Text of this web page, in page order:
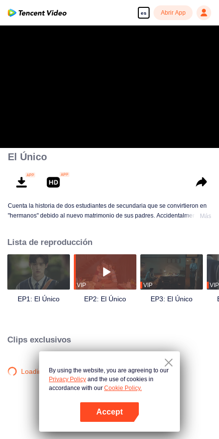
es Abrir App
El Único
Cuenta la historia de dos estudiantes de secundaria que se convirtieron en
"hermanos" debido al nuevo matrimonio de sus padres. AccidentalmenteMás
Lista de reproducción
EP1: El Único
VIP
EP2: El Único
VIP
EP3: El Único
VIP
Clips exclusivos
Loading…By using the website, you are agreeing to our
Privacy Policy and the use of cookies in
accordance with our Cookie Policy.
Accept